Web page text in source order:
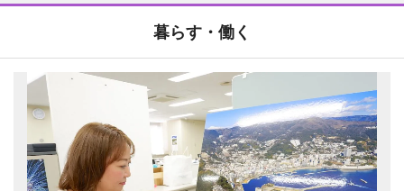
暮らす・働く